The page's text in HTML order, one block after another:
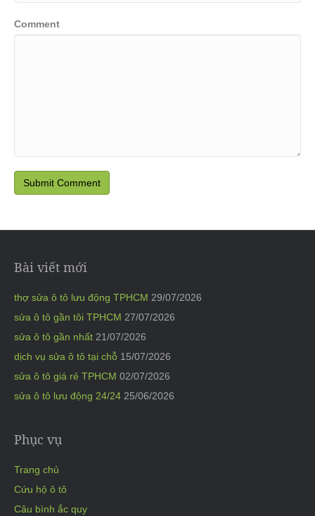
Comment
Bài viết mới
thợ sửa ô tô lưu động TPHCM 29/07/2026
sửa ô tô gần tôi TPHCM 27/07/2026
sửa ô tô gần nhất 21/07/2026
dịch vụ sửa ô tô tại chỗ 15/07/2026
sửa ô tô giá rẻ TPHCM 02/07/2026
sửa ô tô lưu động 24/24 25/06/2026
Phục vụ
Trang chủ
Cứu hộ ô tô
Câu bình ắc quy